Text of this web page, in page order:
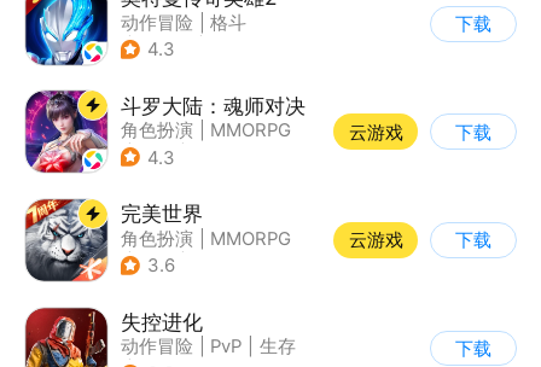
动作冒险
格斗
| 奥特曼
4.3
下载
斗罗大陆：魂师对决
角色扮演
MMORPG
| 奇幻
4.3
云游戏 下载
完美世界
角色扮演
MMORPG
| 奇幻
3.6
云游戏 下载
失控进化
动作冒险 PvP
生存
下载